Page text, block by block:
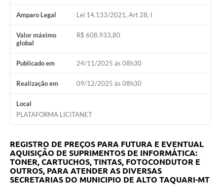
Amparo Legal Lei 14.133/2021, Art 28, I
Valor máximo
global
R$ 608.933,80
Publicado em 24/11/2025 às 08h30
Realização em 09/12/2025 às 08h30
Local
PLATAFORMA LICITANET
REGISTRO DE PREÇOS PARA FUTURA E EVENTUAL
AQUISIÇÃO DE SUPRIMENTOS DE INFORMÁTICA:
TONER, CARTUCHOS, TINTAS, FOTOCONDUTOR E
OUTROS, PARA ATENDER AS DIVERSAS
SECRETARIAS DO MUNICIPIO DE ALTO TAQUARI-MT